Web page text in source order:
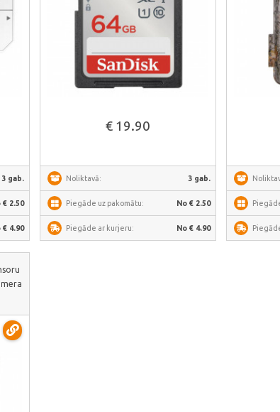
3 gab.
€ 2.50
€ 4.90
€ 19.90
Noliktavā: 3 gab.
Piegāde uz pakomātu: No € 2.50
Piegāde ar kurjeru: No € 4.90